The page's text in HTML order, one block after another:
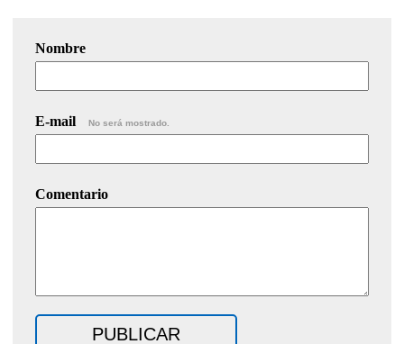
Nombre
E-mail No será mostrado.
Comentario